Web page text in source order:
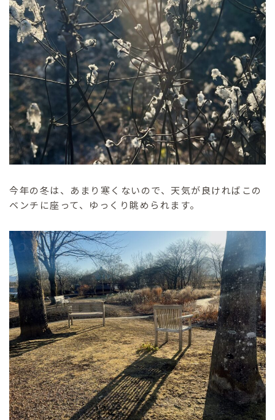
今年の冬は、あまり寒くないので、天気が良ければこの
ベンチに座って、ゆっくり眺められます。